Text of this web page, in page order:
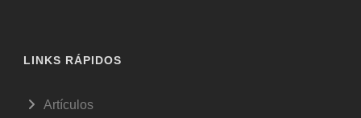
LINKS RÁPIDOS
Artículos